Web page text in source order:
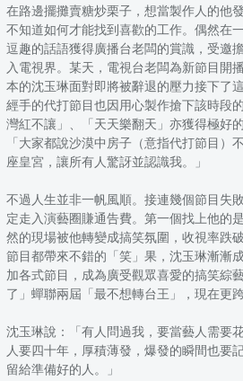
在路邊擺攤賣糖炒栗子，想當製作人的他
不知道如何才能找到喜歡的工作。偶然在
逗趣的話語獲得廣播台老闆的賞識，受邀
入電視界。某天，電視台老闆為新節目開
本的沈玉琳面對即將被辭退的壓力接下了
經手的代打節目也因用心製作搶下該時段
灣紅不讓」、「天天樂翻天」亦獲得極好
「大家都說沙漠中房子（意指代打節目）
座皇宮，讓所有人驚訝並認識我。」
不過人生並非一帆風順。接連幾個節目失
定走入演藝圈賺通告費。第一個找上他的
然的現場被他轉變成搞笑氛圍，收視率跌
節目都帶來不錯的「笑」果，沈玉琳漸漸
加各式節目，成為廣受觀眾喜愛的搞笑綜
了」蟬聯兩屆「最不想轉台王」，現在更
沈玉琳說：「有人問過我，要當藝人需要
人要四十年，厚積薄發，爆發的瞬間也要
留給準備好的人。」